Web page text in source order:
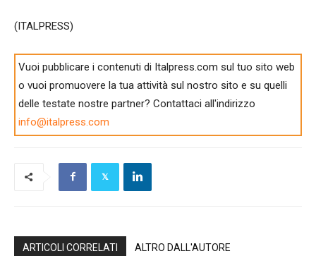
(ITALPRESS)
Vuoi pubblicare i contenuti di Italpress.com sul tuo sito web
o vuoi promuovere la tua attività sul nostro sito e su quelli
delle testate nostre partner? Contattaci all'indirizzo
info@italpress.com
ARTICOLI CORRELATI ALTRO DALL'AUTORE